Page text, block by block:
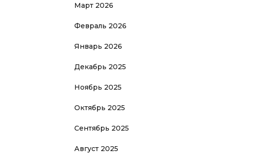
Март 2026
Февраль 2026
Январь 2026
Декабрь 2025
Ноябрь 2025
Октябрь 2025
Сентябрь 2025
Август 2025